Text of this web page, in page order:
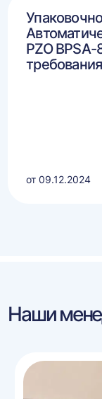
PZO
от 09.12.2024
Наши